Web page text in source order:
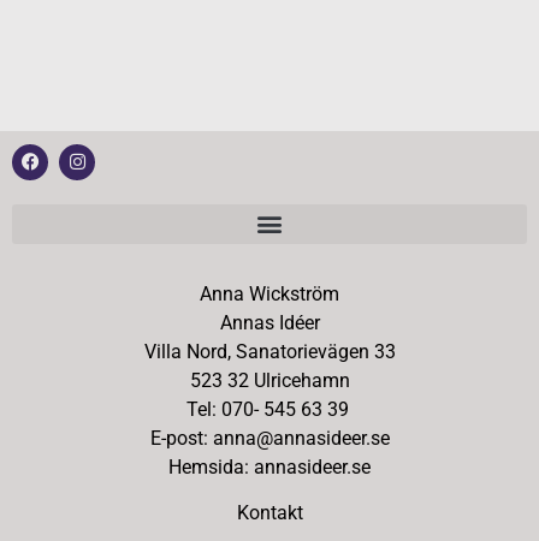
Anna Wickström
Annas Idéer
Villa Nord, Sanatorievägen 33
523 32 Ulricehamn
Tel: 070- 545 63 39
E-post: anna@annasideer.se
Hemsida: annasideer.se
Kontakt